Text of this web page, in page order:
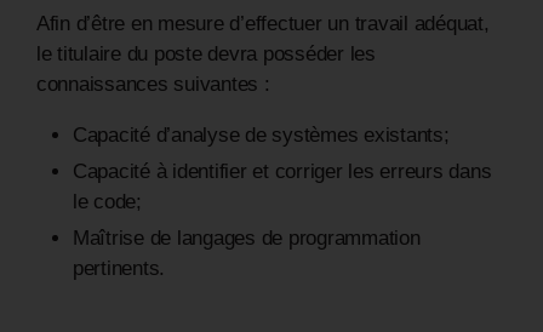
Afin d’être en mesure d’effectuer un travail adéquat,
le titulaire du poste devra posséder les
connaissances suivantes :
Capacité d’analyse de systèmes existants;
Capacité à identifier et corriger les erreurs dans
le code;
Maîtrise de langages de programmation
pertinents.